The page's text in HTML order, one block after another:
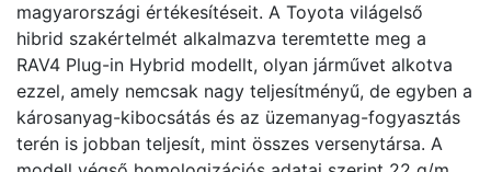
magyarországi értékesítéseit. A Toyota világelső
hibrid szakértelmét alkalmazva teremtette meg a
RAV4 Plug-in Hybrid modellt, olyan járművet alkotva
ezzel, amely nemcsak nagy teljesítményű, de egyben a
károsanyag-kibocsátás és az üzemanyag-fogyasztás
terén is jobban teljesít, mint összes versenytársa. A